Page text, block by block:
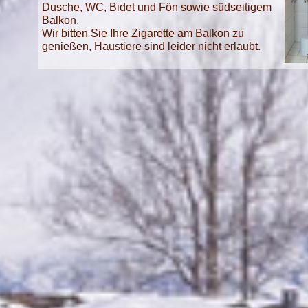
Dusche, WC, Bidet und Fön sowie südseitigem
Balkon.
Wir bitten Sie Ihre Zigarette am Balkon zu
genießen, Haustiere sind leider nicht erlaubt.